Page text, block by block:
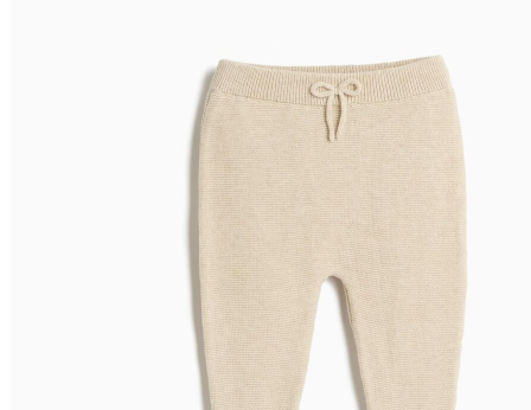
Nome do Produto Z - A